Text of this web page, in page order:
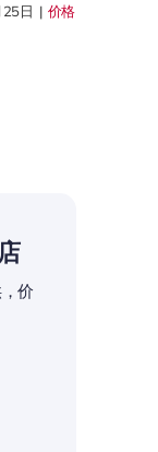
日 | 价格
价